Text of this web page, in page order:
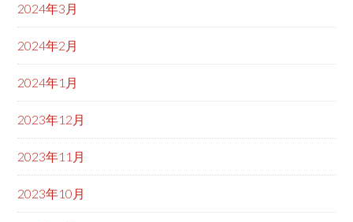
2024年3月
2024年2月
2024年1月
2023年12月
2023年11月
2023年10月